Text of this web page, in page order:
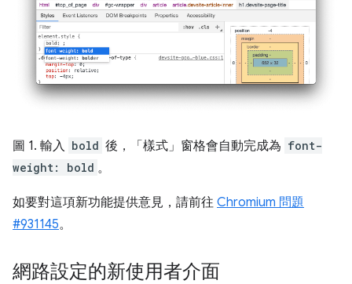
圖 1. 輸入 bold 後，「樣式」窗格會自動完成為 font-
weight: bold 。
如要對這項新功能提供意見，請前往 Chromium 問題
#931145。
網路設定的新使用者介面